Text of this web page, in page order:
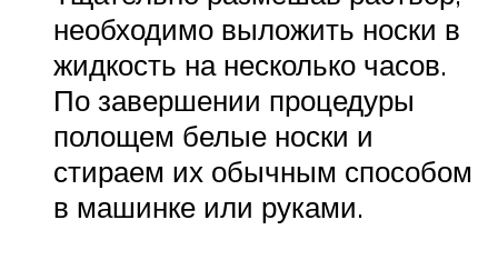
необходимо выложить носки в
жидкость на несколько часов.
По завершении процедуры
полощем белые носки и
стираем их обычным способом
в машинке или руками.